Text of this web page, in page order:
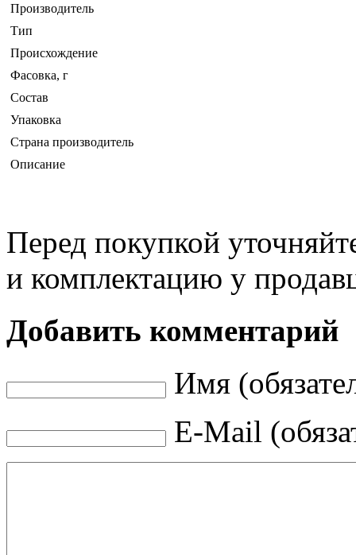
Производитель
Тип
Происхождение
Фасовка, г
Состав
Упаковка
Страна производитель
Описание
Перед покупкой
и комплектацию у
Добавить комментарий
Имя
E-Mail